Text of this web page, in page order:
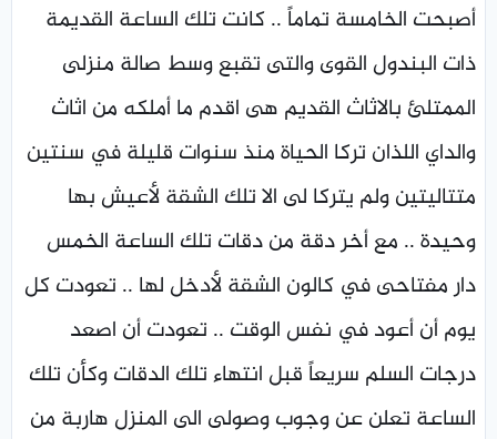
أصبحت الخامسة تماماً .. كانت تلك الساعة القديمة
ذات البندول القوى والتى تقبع وسط صالة منزلى
الممتلئ بالاثاث القديم هى اقدم ما أملكه من اثاث
والداي اللذان تركا الحياة منذ سنوات قليلة في سنتين
متتاليتين ولم يتركا لى الا تلك الشقة لأعيش بها
وحيدة .. مع أخر دقة من دقات تلك الساعة الخمس
دار مفتاحى في كالون الشقة لأدخل لها .. تعودت كل
يوم أن أعود في نفس الوقت .. تعودت أن اصعد
درجات السلم سريعاً قبل انتهاء تلك الدقات وكأن تلك
الساعة تعلن عن وجوب وصولى الى المنزل هاربة من